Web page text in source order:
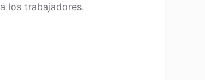
los trabajadores.